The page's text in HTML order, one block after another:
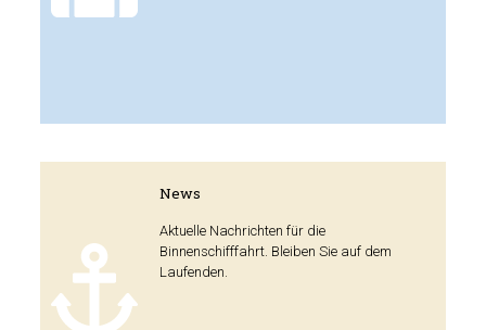
News
Aktuelle Nachrichten für die
Binnenschifffahrt. Bleiben Sie auf dem
Laufenden.